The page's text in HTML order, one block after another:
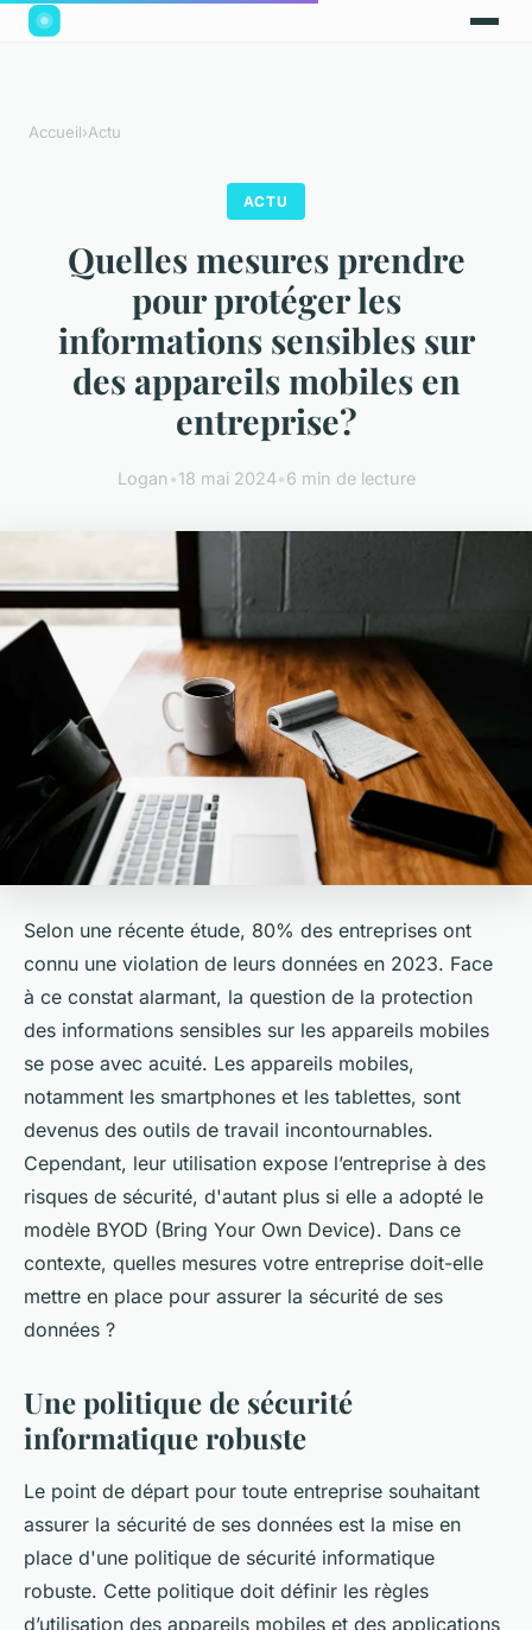
Accueil›Actu
ACTU
Quelles mesures prendre
pour protéger les
informations sensibles sur
des appareils mobiles en
entreprise?
Logan•18 mai 2024•6 min de lecture
Selon une récente étude, 80% des entreprises ont
connu une violation de leurs données en 2023. Face
à ce constat alarmant, la question de la protection
des informations sensibles sur les appareils mobiles
se pose avec acuité. Les appareils mobiles,
notamment les smartphones et les tablettes, sont
devenus des outils de travail incontournables.
Cependant, leur utilisation expose l’entreprise à des
risques de sécurité, d'autant plus si elle a adopté le
modèle BYOD (Bring Your Own Device). Dans ce
contexte, quelles mesures votre entreprise doit-elle
mettre en place pour assurer la sécurité de ses
données ?
Une politique de sécurité
informatique robuste
Le point de départ pour toute entreprise souhaitant
assurer la sécurité de ses données est la mise en
place d'une politique de sécurité informatique
robuste. Cette politique doit définir les règles
d’utilisation des appareils mobiles et des applications